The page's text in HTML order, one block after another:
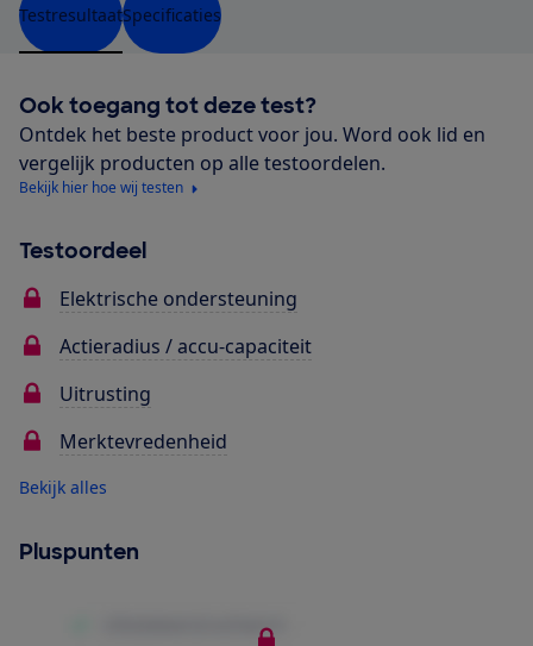
TestresultaatSpecificaties
Ook toegang tot deze test?
Ontdek het beste product voor jou. Word ook lid en
vergelijk producten op alle testoordelen.
Bekijk hier hoe wij testen
Testoordeel
Elektrische ondersteuning
Actieradius / accu-capaciteit
Uitrusting
Merktevredenheid
Bekijk alles
Pluspunten